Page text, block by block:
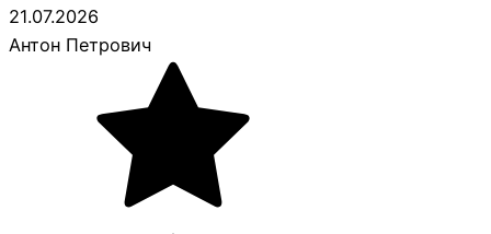
21.07.2026
Антон Петрович